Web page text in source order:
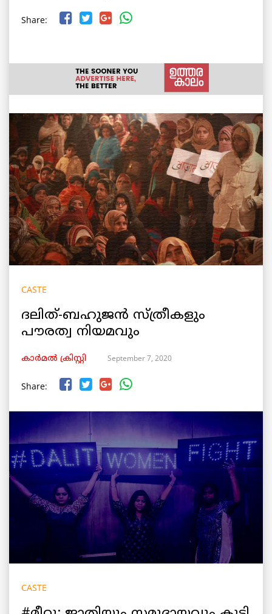
Share:
CASTE
ദലിത്-ബഹുജൻ സ്ത്രീകളും
പൗരത്വ നിയമവും
കാർമൽ ക്രിസ്റ്റി September 7, 2020
Share:
CASTE